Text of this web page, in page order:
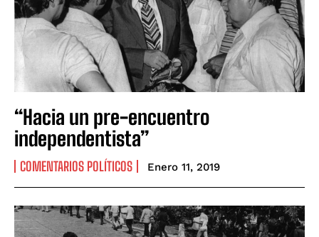
“Hacia un pre-encuentro
independentista”
COMENTARIOS POLÍTICOS Enero 11, 2019